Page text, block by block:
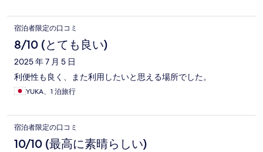
宿泊者限定の口コミ
8/10 (とても良い)
2025 年 7 月 5 日
利便性も良く、また利用したいと思える場所でした。
YUKA、1 泊旅行
宿泊者限定の口コミ
10/10 (最高に素晴らしい)